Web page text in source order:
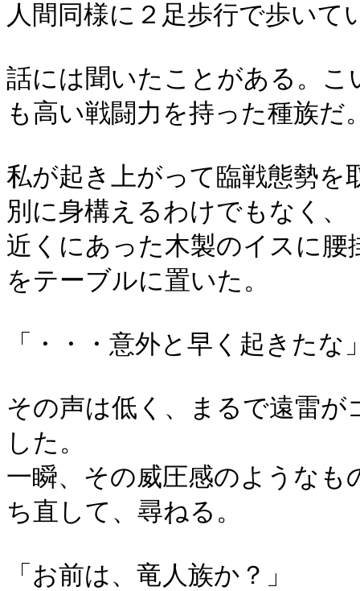
人間同様に２足歩行で歩いて
話には聞いたことがある。
も高い戦闘力を持った種族だ
私が起き上がって臨戦態勢を
別に身構えるわけでもなく、
近くにあった木製のイスに
をテーブルに置いた。
「・・・意外と早く起きたな
その声は低く、まるで遠雷
した。
一瞬、その威圧感のような
ち直して、尋ねる。
「お前は、竜人族か？」